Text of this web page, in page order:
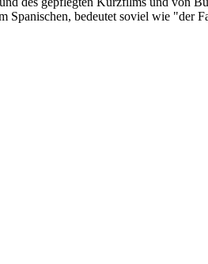
Spanischen, bedeutet soviel wie "der